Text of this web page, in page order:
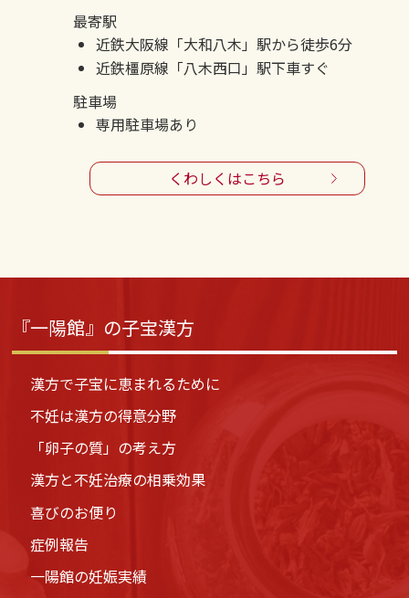
最寄駅
近鉄大阪線「大和八木」駅から徒歩6分
近鉄橿原線「八木西口」駅下車すぐ
駐車場
専用駐車場あり
くわしくはこちら
『一陽館』の子宝漢方
漢方で子宝に恵まれるために
不妊は漢方の得意分野
「卵子の質」の考え方
漢方と不妊治療の相乗効果
喜びのお便り
症例報告
一陽館の妊娠実績